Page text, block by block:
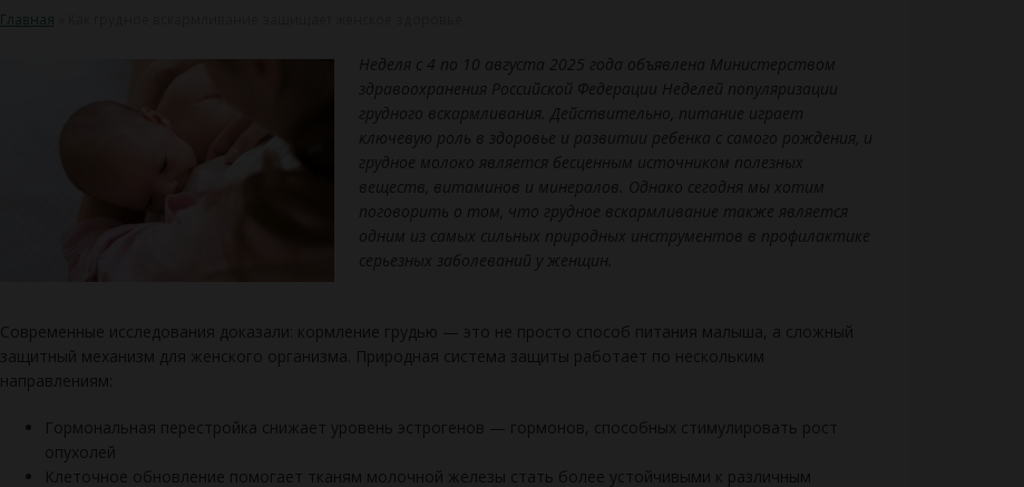
Главная
Неделя с 4 по 10 августа 2025 года объявлена Министерством
здравоохранения Российской Федерации Неделей популяризации
грудного вскармливания. Действительно, питание играет
ключевую роль в здоровье и развитии ребенка с самого рождения, и
грудное молоко является бесценным источником полезных
веществ, витаминов и минералов. Однако сегодня мы хотим
поговорить о том, что грудное вскармливание также является
одним из самых сильных природных инструментов в профилактике
серьезных заболеваний у женщин.
Современные исследования доказали: кормление грудью — это не просто способ питания малыша, а сложный
защитный механизм для женского организма. Природная система защиты работает по нескольким
направлениям:
Гормональная перестройка снижает уровень эстрогенов — гормонов, способных стимулировать рост
опухолей
Клеточное обновление помогает тканям молочной железы стать более устойчивыми к различным